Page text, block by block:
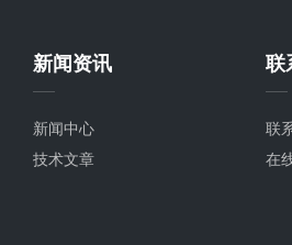
新闻资讯
新闻中心
技术文章
联
联
在